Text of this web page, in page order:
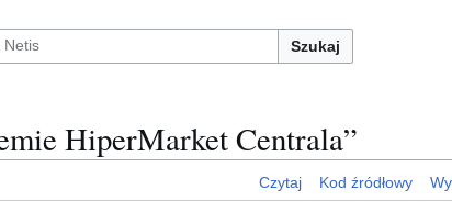
Szukaj
HiperMarket Centrala”
Czytaj Kod źródłowy